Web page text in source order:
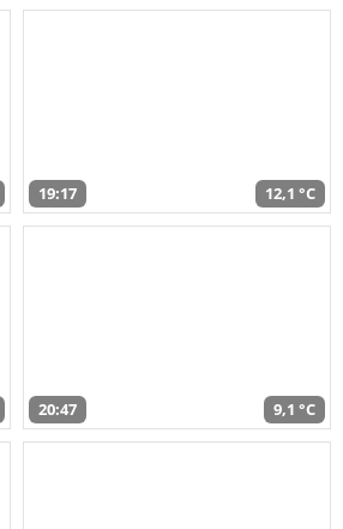
19:17 12,1 °C
20:47 9,1 °C